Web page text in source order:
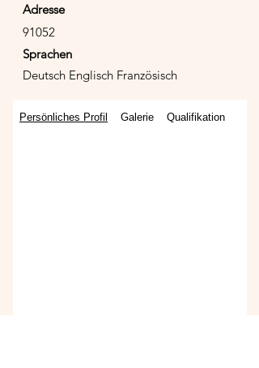
Adresse
91052
Sprachen
Deutsch Englisch Französisch
Persönliches Profil Galerie Qualifikation